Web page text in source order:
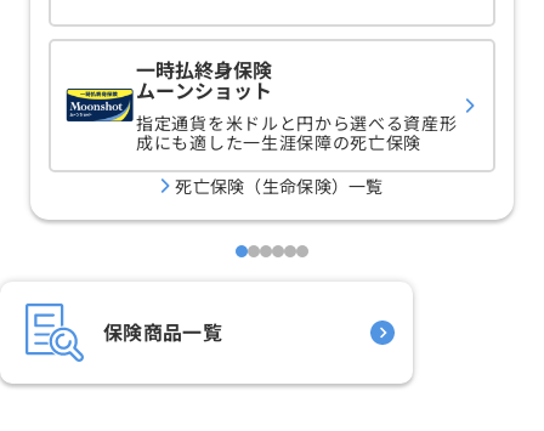
一時払終身保険
ムーンショット
指定通貨を米ドルと円から選べる資産形
成にも適した一生涯保障の死亡保険
死亡保険（生命保険）一覧
保険商品一覧